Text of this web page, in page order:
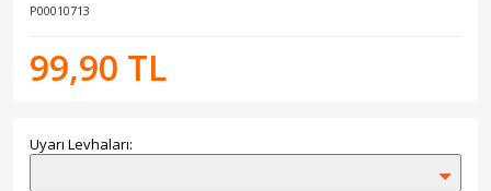
P00010713
99,90 TL
Uyarı Levhaları: